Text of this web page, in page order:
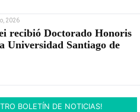
2026
recibió Doctorado Honoris
Universidad Santiago de
BOLETÍN DE NOTICIAS!